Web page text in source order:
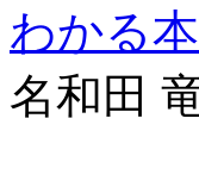
わかる
名和田